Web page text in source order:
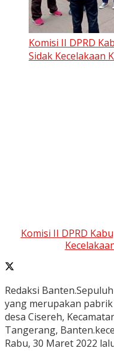
Komisi II DPRD
Sidak Kecelakaan
Komisi II DPRD
Redaksi
yang merupakan
desa Cisereh,
Tangerang,
Rabu, 30 Maret 2022